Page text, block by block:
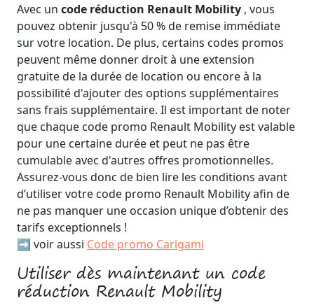
Avec un code réduction Renault Mobility , vous
pouvez obtenir jusqu'à 50 % de remise immédiate
sur votre location. De plus, certains codes promos
peuvent même donner droit à une extension
gratuite de la durée de location ou encore à la
possibilité d'ajouter des options supplémentaires
sans frais supplémentaire. Il est important de noter
que chaque code promo Renault Mobility est valable
pour une certaine durée et peut ne pas être
cumulable avec d'autres offres promotionnelles.
Assurez-vous donc de bien lire les conditions avant
d’utiliser votre code promo Renault Mobility afin de
ne pas manquer une occasion unique d’obtenir des
tarifs exceptionnels !
➡️ voir aussi Code promo Carigami
Utiliser dès maintenant un code
réduction Renault Mobility